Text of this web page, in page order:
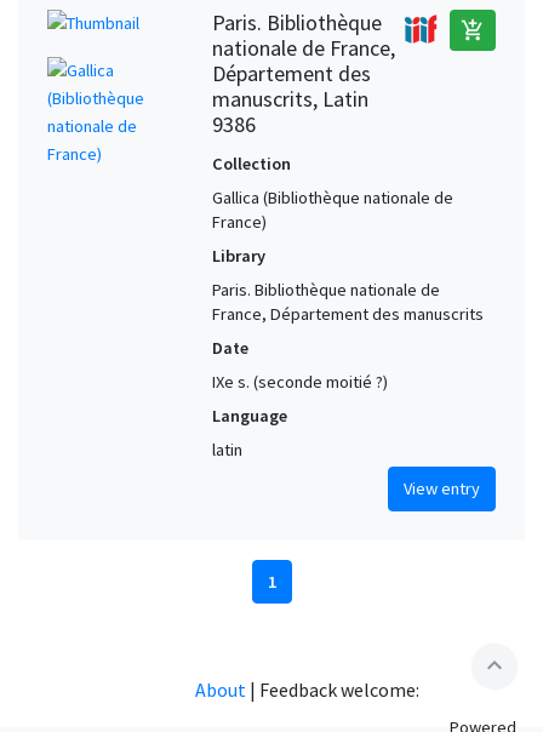
Paris. Bibliothèque
nationale de France,
Département des
manuscrits, Latin
9386
add_shopping_cart
Collection
Gallica (Bibliothèque nationale de
France)
Library
Paris. Bibliothèque nationale de
France, Département des manuscrits
Date
IXe s. (seconde moitié ?)
Language
latin
View entry
1
expand_less
About | Feedback welcome:
Powered